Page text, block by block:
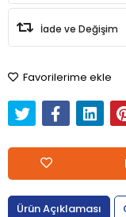
İade ve Değişim
Favorilerime ekle
Ürün Açıklaması